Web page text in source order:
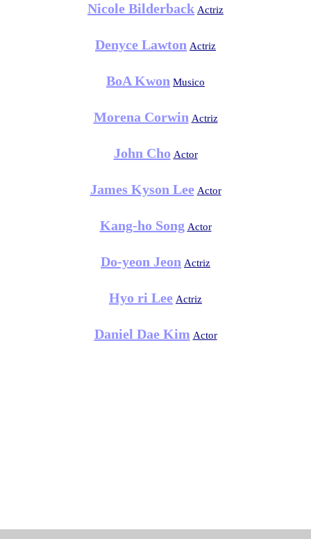
Nicole Bilderback Actriz
Denyce Lawton Actriz
BoA Kwon Musico
Morena Corwin Actriz
John Cho Actor
James Kyson Lee Actor
Kang-ho Song Actor
Do-yeon Jeon Actriz
Hyo ri Lee Actriz
Daniel Dae Kim Actor